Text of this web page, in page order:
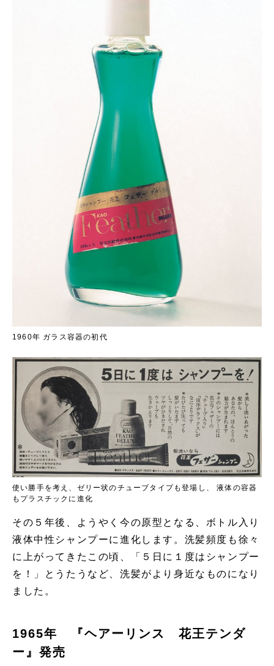
1960年 ガラス容器の初代
使い勝手を考え、ゼリー状のチューブタイプも登場し、 液体の容器
もプラスチックに進化
その５年後、ようやく今の原型となる、ボトル入り
液体中性シャンプーに進化します。洗髪頻度も徐々
に上がってきたこの頃、「５日に１度はシャンプー
を！」とうたうなど、洗髪がより身近なものになり
ました。
1965年 『ヘアーリンス 花王テンダ
ー』発売